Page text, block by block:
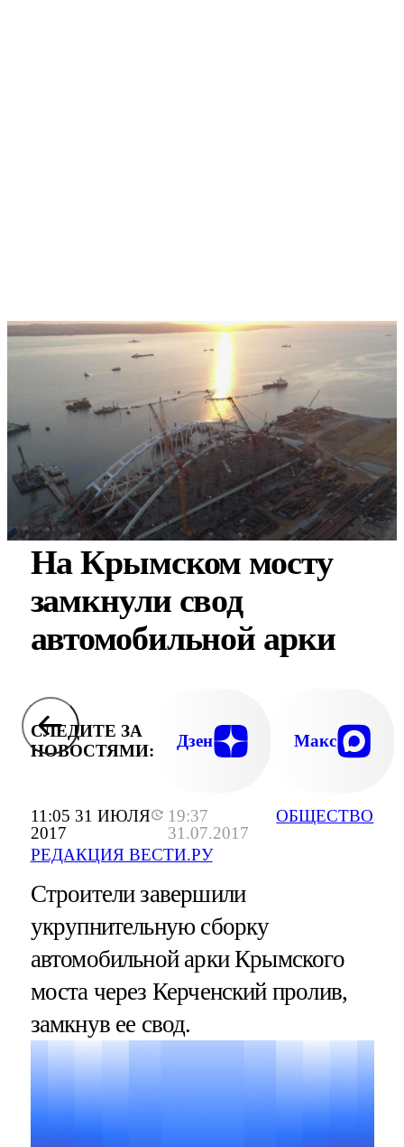
11:05 31 ИЮЛЯ
2017
19:37
31.07.2017
РЕДАКЦИЯ ВЕСТИ.РУ
ОБЩЕСТВО
На Крымском мосту
замкнули свод
автомобильной арки
СЛЕДИТЕ ЗА
НОВОСТЯМИ:
Дзен Макс
Строители завершили
укрупнительную сборку
автомобильной арки Крымского
моста через Керченский пролив,
замкнув ее свод.